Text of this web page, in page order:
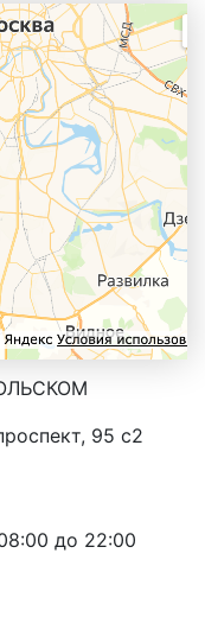
95 с2
до 22:00